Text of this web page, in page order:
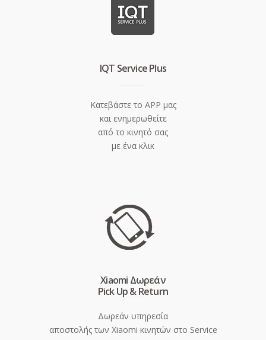
IQT Service Plus
Κατεβάστε το APP μας
και ενημερωθείτε
από το κινητό σας
με ένα κλικ
Xiaomi Δωρεάν
Pick Up & Return
Δωρεάν υπηρεσία
αποστολής των Xiaomi κινητών στο Service